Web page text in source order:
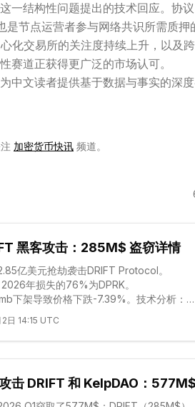
一结构性问题提出的技术回应。协
是节点运营者参与网络共识所需质押
化交易所的关注度持续上升，以及
道正获得更广泛的市场认可。
中文读者提供基于数据与事实的深
加密货币快讯 频道。
黑客攻击：285M$ 盗窃详情
亿美元抢劫袭击DRIFT Protocol。
年损失的76%为DPRK。
下架导致价格下跌-7.39%。技术分析：
日 14:15 UTC
击 DRIFT 和 KelpDAO：